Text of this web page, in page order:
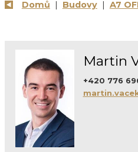
Domů | Budovy| A7
Martin
+420 776